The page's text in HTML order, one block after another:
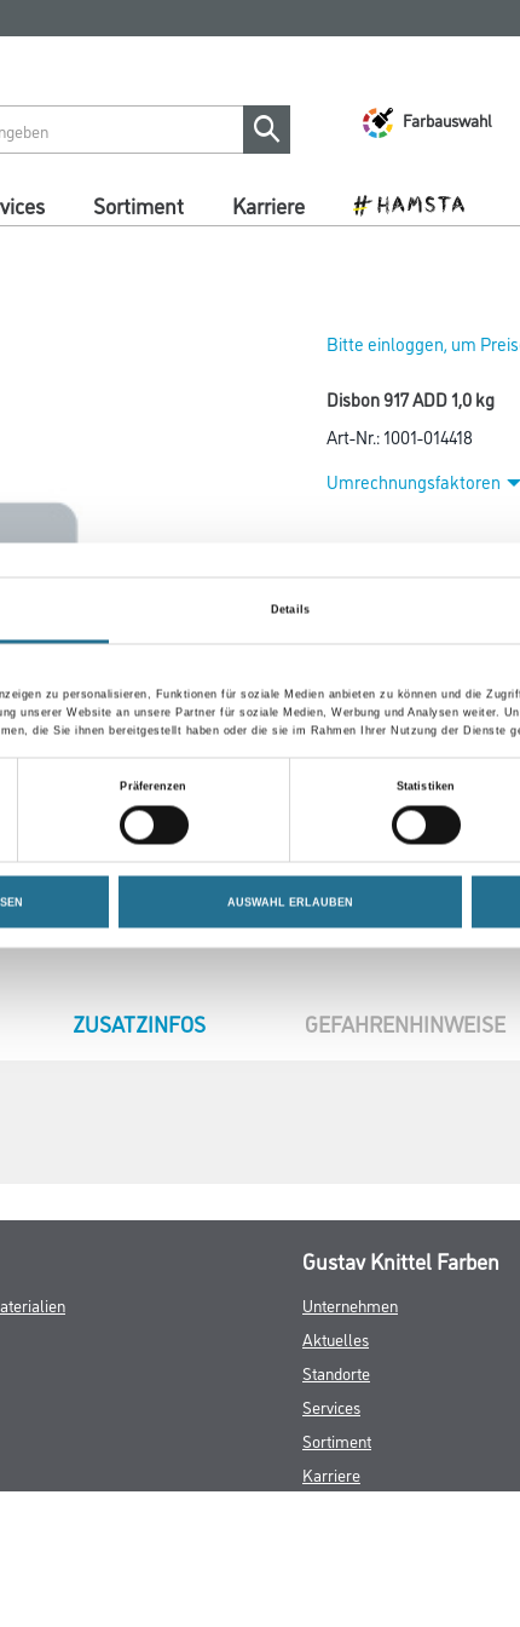
Details
zu personalisieren, Funktionen für soziale Medien anbieten zu können und die
unserer Website an unsere Partner für soziale Medien, Werbung und Analysen weiter.
die Sie ihnen bereitgestellt haben oder die sie im Rahmen Ihrer Nutzung der Dienste
Präferenzen Statistiken
AUSWAHL ERLAUBEN
Farbauswahl
Sortiment Karriere
Bitte einloggen, um
Disbon 917 ADD 1,0 kg
Art-Nr.:1001-014418
Umrechnungsfaktoren
CURRENT
ZUSATZINFOS GEFAHRENHINWEISE
Gustav Knittel Farben
Unternehmen
Aktuelles
Standorte
Services
Sortiment
Karriere